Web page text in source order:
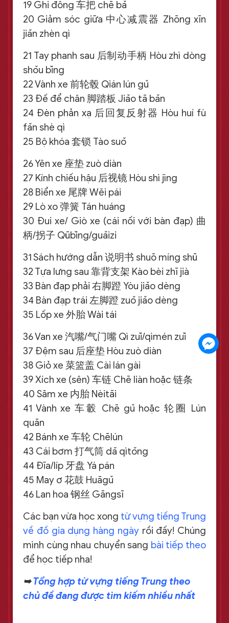
19 Ghi đông 车把 chē bǎ
20 Giảm sóc giữa 中心减震器 Zhōng xīn
jiǎn zhèn qì
21 Tay phanh sau 后制动手柄 Hòu zhì dòng
shǒu bǐng
22 Vành xe 前轮毂 Qián lún gǔ
23 Đế để chân 脚踏板 Jiǎo tā bǎn
24 Đèn phản xạ 后回复反射器 Hòu huí fù
fǎn shè qì
25 Bộ khóa 套锁 Tào suǒ
26 Yên xe 座垫 zuò diàn
27 Kính chiếu hậu 后视镜 Hòu shì jìng
28 Biển xe 尾牌 Wěi pái
29 Lò xo 弹簧 Tán huáng
30 Đui xe/ Giò xe (cái nối với bàn đạp) 曲
柄/拐子 Qūbǐng/guǎizi
31 Sách hướng dẫn 说明书 shuō míng shū
32 Tựa lưng sau 靠背支架 Kào bèi zhī jià
33 Bàn đạp phải 右脚蹬 Yòu jiǎo dèng
34 Bàn đạp trái 左脚蹬 zuǒ jiǎo dèng
35 Lốp xe 外胎 Wài tái
36 Van xe 汽嘴/气门嘴 Qì zuǐ/qìmén zuǐ
37 Đệm sau 后座垫 Hòu zuò diàn
38 Giỏ xe 菜篮盖 Cài lán gài
39 Xích xe (sên) 车链 Chē liàn hoặc 链条
40 Săm xe 内胎 Nèitāi
41 Vành xe 车轂 Chē gǔ hoặc 轮圈 Lún
quān
42 Bánh xe 车轮 Chēlún
43 Cái bơm 打气筒 dǎ qìtǒng
44 Đĩa/líp 牙盘 Yá pán
45 May ơ 花鼓 Huāgǔ
46 Lan hoa 钢丝 Gāngsī
Các bạn vừa học xong từ vựng tiếng Trung
về đồ gia dụng hàng ngàyrồi đấy! Chúng
mình cùng nhau chuyển sang bài tiếp theo
để học tiếp nha!
➥Tổng hợp từ vựng tiếng Trung theo
chủ đề đang được tìm kiếm nhiều nhất